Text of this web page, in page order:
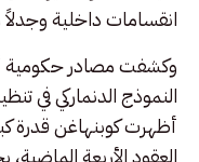
انقسامات داخلية
وكشفت مصادر حكومية
النموذج الدنماركي في
أظهرت كوبنهاغن قدرة
العقود الأربعة